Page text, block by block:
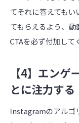
てそれに答えても
てもらえるよう、
CTAを必ず付加して
【4】エンゲ
とに注力する
Instagramのアルゴ